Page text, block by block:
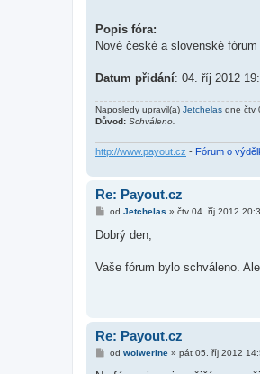
Popis fóra:
Nové české a slovenské
Datum přidání: 04. říj 2012
Naposledy upravil(a) Jetchelas dne čtv
Důvod: Schváleno.
http://www.payout.cz - Fórum o
Re: Payout.cz
P
í
ě
od Jetchelas » čtv 04. říj 2012
Dobrý den,
Vaše fórum bylo schváleno.
Re: Payout.cz
Pod wolwerine» pát 05. říj 2012